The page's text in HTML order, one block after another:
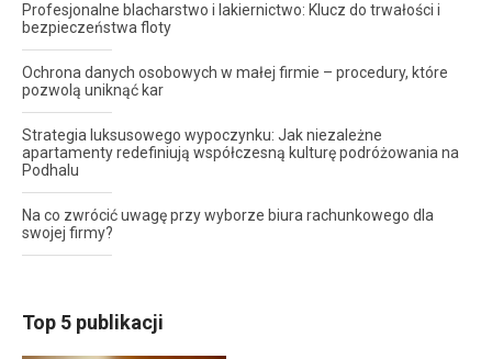
Profesjonalne blacharstwo i lakiernictwo: Klucz do trwałości i
bezpieczeństwa floty
Ochrona danych osobowych w małej firmie – procedury, które
pozwolą uniknąć kar
Strategia luksusowego wypoczynku: Jak niezależne
apartamenty redefiniują współczesną kulturę podróżowania na
Podhalu
Na co zwrócić uwagę przy wyborze biura rachunkowego dla
swojej firmy?
Top 5 publikacji